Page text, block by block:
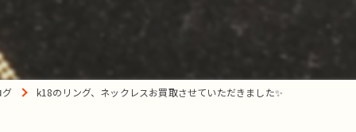
グ k18のリング、ネックレスお買取させていただきました✨